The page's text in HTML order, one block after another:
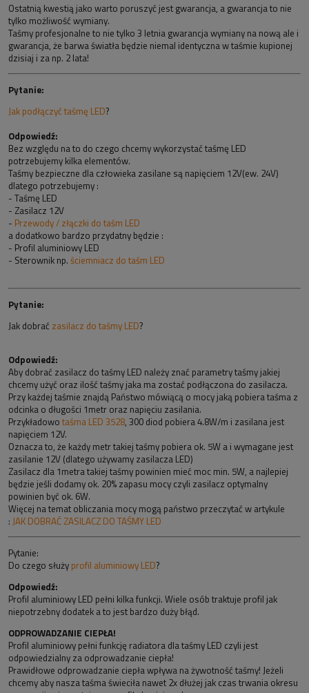
Ostatnią kwestią jako warto poruszyć jest gwarancja, a gwarancja to nie
tylko możliwość wymiany.
Taśmy profesjonalne to nie tylko 3 letnia gwarancja wymiany na nową ale i
gwarancja, że barwa światła będzie niemal identyczna w taśmie kupionej
dzisiaj i za np. 2 lata!
Pytanie:
Jak podłączyć taśmę LED?
Odpowiedź:
Bez względu na to do czego chcemy wykorzystać taśmę LED
potrzebujemy kilka elementów.
Taśmy bezpieczne dla człowieka zasilane są napięciem 12V(ew. 24V)
dlatego potrzebujemy :
- Taśmę LED
- Zasilacz 12V
- Przewody / złączki do taśm LED
a dodatkowo bardzo przydatny będzie :
- Profil aluminiowy LED
- Sterownik np. ściemniacz do taśm LED
Pytanie:
Jak dobrać zasilacz do taśmy LED?
Odpowiedź:
Aby dobrać zasilacz do taśmy LED należy znać parametry taśmy jakiej
chcemy użyć oraz ilość taśmy jaka ma zostać podłączona do zasilacza.
Przy każdej taśmie znajdą Państwo mówiącą o mocy jaką pobiera taśma z
odcinka o długości 1metr oraz napięciu zasilania.
Przykładowo taśma LED 3528, 300 diod pobiera 4.8W/m i zasilana jest
napięciem 12V.
Oznacza to, że każdy metr takiej taśmy pobiera ok. 5W a i wymagane jest
zasilanie 12V (dlatego używamy zasilacza LED)
Zasilacz dla 1metra takiej taśmy powinien mieć moc min. 5W, a najlepiej
będzie jeśli dodamy ok. 20% zapasu mocy czyli zasilacz optymalny
powinien być ok. 6W.
Więcej na temat obliczania mocy mogą państwo przeczytać w artykule
: JAK DOBRAĆ ZASILACZ DO TAŚMY LED
Pytanie:
Do czego służy profil aluminiowy LED?
Odpowiedź:
Profil aluminiowy LED pełni kilka funkcji. Wiele osób traktuje profil jak
niepotrzebny dodatek a to jest bardzo duży błąd.
ODPROWADZANIE CIEPŁA!
Profil aluminiowy pełni funkcję radiatora dla taśmy LED czyli jest
odpowiedzialny za odprowadzanie ciepła!
Prawidłowe odprowadzanie ciepła wpływa na żywotność taśmy! Jeżeli
chcemy aby nasza taśma świeciła nawet 2x dłużej jak czas trwania okresu